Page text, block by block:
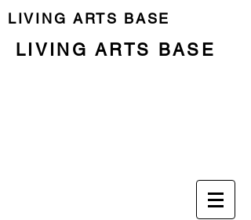
LIVING ARTS BASE
LIVING ARTS BASE